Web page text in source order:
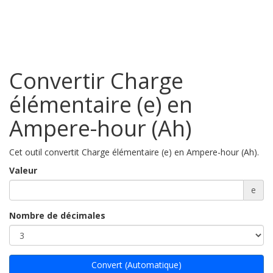
Convertir Charge
élémentaire (e) en
Ampere-hour (Ah)
Cet outil convertit Charge élémentaire (e) en Ampere-hour (Ah).
Valeur
e
Nombre de décimales
Convert (Automatique)